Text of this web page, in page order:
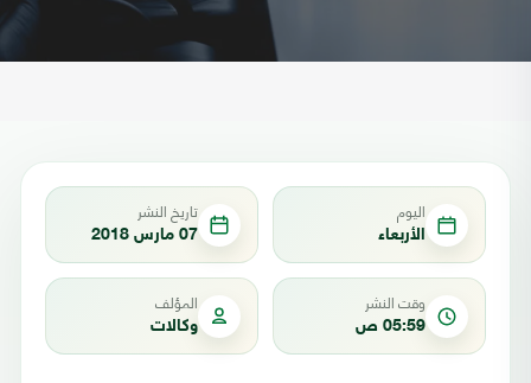
اليوم
الأربعاء
تاريخ النشر
07 مارس 2018
وقت النشر
05:59 ص
المؤلف
وكالات